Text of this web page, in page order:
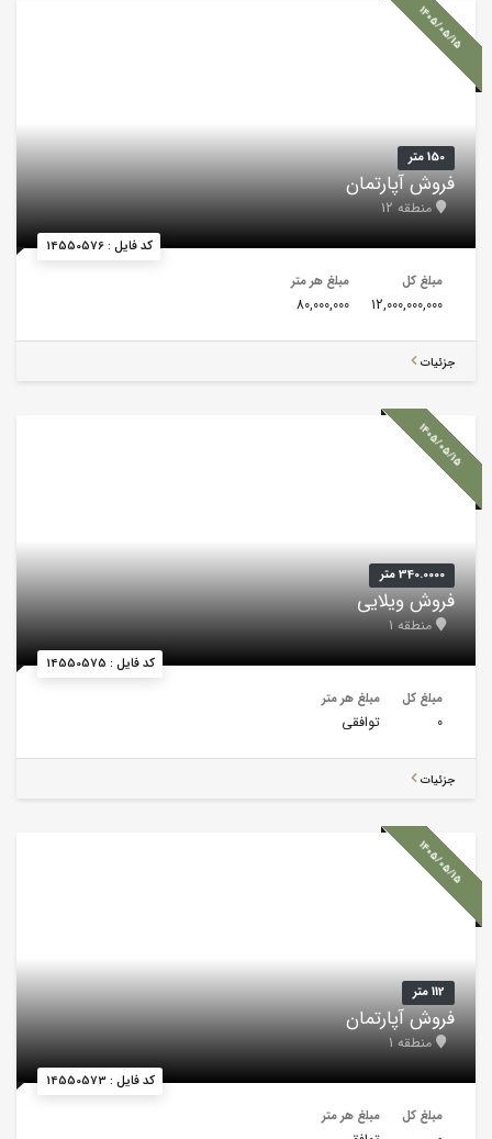
1405/05/15
کد فایل : 14550576
150 متر
فروش آپارتمان
منطقه 12
مبلغ کل
12,000,000,000
مبلغ هر متر
80,000,000
جزئیات
1405/05/15
کد فایل : 14550575
340.0000 متر
فروش ویلایی
منطقه 1
مبلغ کل
0
مبلغ هر متر
توافقی
جزئیات
1405/05/15
کد فایل : 14550573
112 متر
فروش آپارتمان
منطقه 1
مبلغ کل مبلغ هر متر